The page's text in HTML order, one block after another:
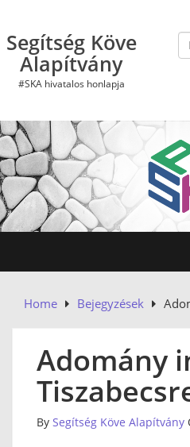
content
Segítség Köve
Alapítvány
#SKA hivatalos honlapja
Home Bejegyzések
Adomány
By Segítség Köve Alapítvány